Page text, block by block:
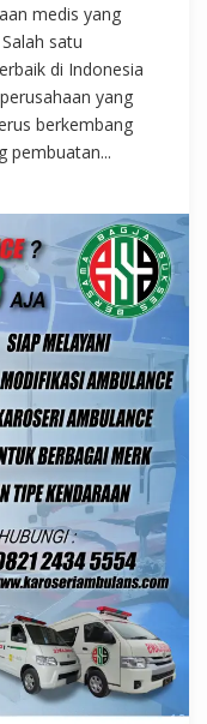
medis yang
satu
di Indonesia
yang
berkembang
pembuatan...